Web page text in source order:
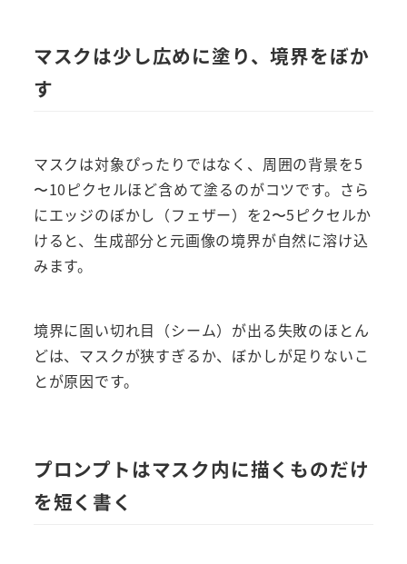
マスクは少し広めに塗り、境界をぼか
す
マスクは対象ぴったりではなく、周囲の背景を5
〜10ピクセルほど含めて塗るのがコツです。さら
にエッジのぼかし（フェザー）を2〜5ピクセルか
けると、生成部分と元画像の境界が自然に溶け込
みます。
境界に固い切れ目（シーム）が出る失敗のほとん
どは、マスクが狭すぎるか、ぼかしが足りないこ
とが原因です。
プロンプトはマスク内に描くものだけ
を短く書く